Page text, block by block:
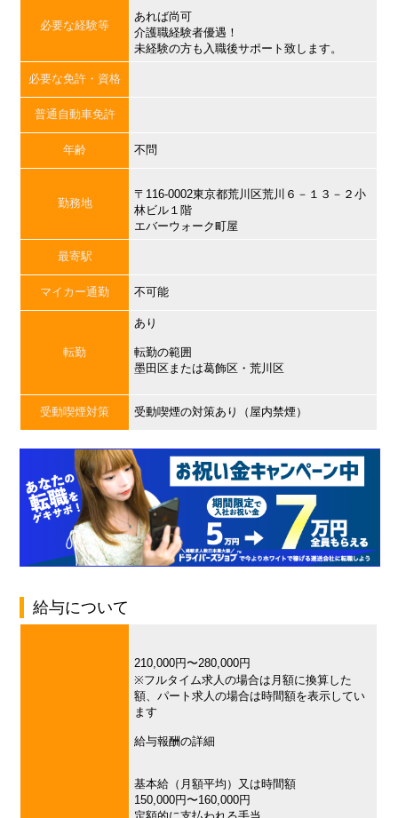
必要な経験等
あれば尚可
介護職経験者優遇！
未経験の方も入職後サポート致します。
必要な免許・資格
普通自動車免許
年齢 不問
勤務地
〒116-0002東京都荒川区荒川６－１３－２小
林ビル１階
エバーウォーク町屋
最寄駅
マイカー通勤 不可能
転勤
あり
転勤の範囲
墨田区または葛飾区・荒川区
受動喫煙対策 受動喫煙の対策あり（屋内禁煙）
給与について
210,000円〜280,000円
※フルタイム求人の場合は月額に換算した
額、パート求人の場合は時間額を表示してい
ます
給与報酬の詳細
基本給（月額平均）又は時間額
150,000円〜160,000円